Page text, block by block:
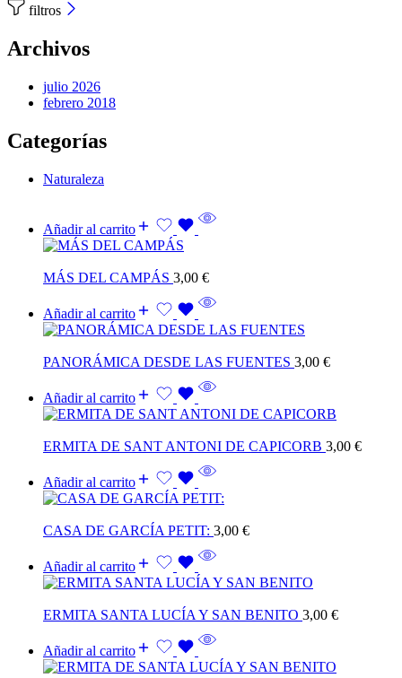
filtros
Archivos
julio 2026
febrero 2018
Categorías
Naturaleza
Añadir al carrito
MÁS DEL CAMPÁS 3,00 €
Añadir al carrito
PANORÁMICA DESDE LAS FUENTES 3,00 €
Añadir al carrito
ERMITA DE SANT ANTONI DE CAPICORB 3,00 €
Añadir al carrito
CASA DE GARCÍA PETIT: 3,00 €
Añadir al carrito
ERMITA SANTA LUCÍA Y SAN BENITO 3,00 €
Añadir al carrito